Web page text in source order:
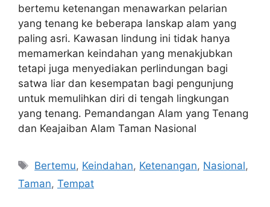
bertemu ketenangan menawarkan pelarian
yang tenang ke beberapa lanskap alam yang
paling asri. Kawasan lindung ini tidak hanya
memamerkan keindahan yang menakjubkan
tetapi juga menyediakan perlindungan bagi
satwa liar dan kesempatan bagi pengunjung
untuk memulihkan diri di tengah lingkungan
yang tenang. Pemandangan Alam yang Tenang
dan Keajaiban Alam Taman Nasional
Tags
Bertemu, Keindahan, Ketenangan, Nasional,
Taman, Tempat